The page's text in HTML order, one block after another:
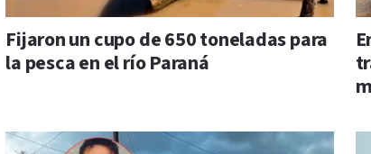
Fijaron un cupo de 650 toneladas para
la pesca en el río Paraná